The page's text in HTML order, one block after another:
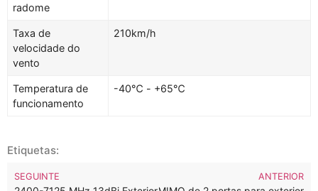
radome
Taxa de
velocidade do
vento
210km/h
Temperatura de
funcionamento
-40℃ - +65℃
Etiquetas:
ANTERIOR
SEGUINTE